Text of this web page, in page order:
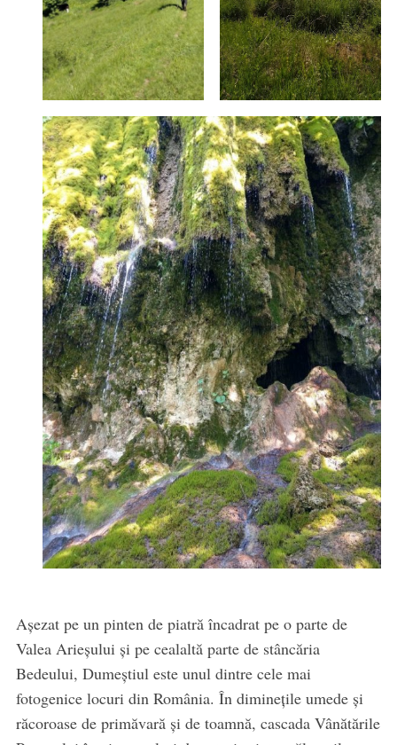
Așezat pe un pinten de piatră încadrat pe o parte de
Valea Arieșului și pe cealaltă parte de stâncăria
Bedeului, Dumeștiul este unul dintre cele mai
fotogenice locuri din România. În diminețile umede și
răcoroase de primăvară și de toamnă, cascada Vânătările